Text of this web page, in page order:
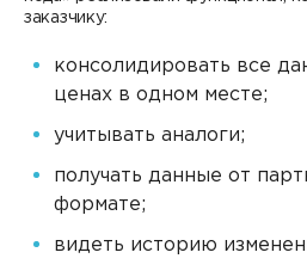
заказчику:
консолидировать все
ценах в одном месте;
учитывать аналоги;
получать данные от
формате;
видеть историю